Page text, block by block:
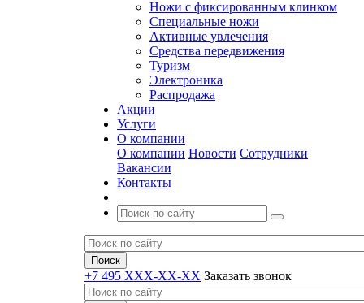
Ножи с фиксированным клинком
Специальные ножи
Активные увлечения
Средства передвижения
Туризм
Электроника
Распродажа
Акции
Услуги
О компании
О компании Новости Сотрудники
Вакансии
Контакты
+7 495 XXX-XX-XX Заказать звонок